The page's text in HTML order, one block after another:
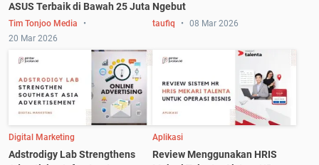
ASUS Terbaik di Bawah 25 Juta
Tim Tonjoo Media
20 Mar 2026
Ngebut
taufiq 08 Mar 2026
Digital Marketing
Adstrodigy Lab Strengthens
Aplikasi
Review Menggunakan HRIS